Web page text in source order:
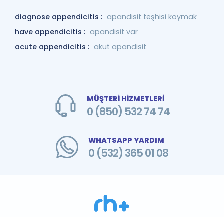
diagnose appendicitis : apandisit teşhisi koymak
have appendicitis : apandisit var
acute appendicitis : akut apandisit
MÜŞTERİ HİZMETLERİ
0 (850) 532 74 74
WHATSAPP YARDIM
0 (532) 365 01 08